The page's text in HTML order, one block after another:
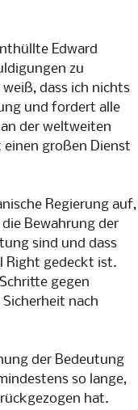
Edward
zu
dass ich nichts
und fordert alle
der weltweiten
einen großen Dienst
Regierung auf,
Bewahrung der
sind und dass
Right gedeckt ist.
gegen
nach
der Bedeutung
so lange,
hat.